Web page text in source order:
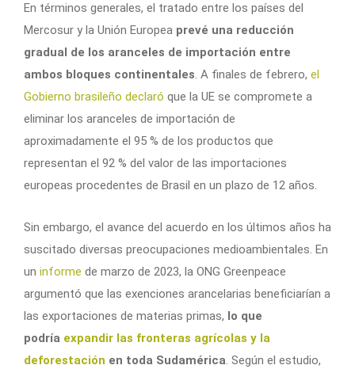
En términos generales, el tratado entre los países del
Mercosur y la Unión Europea prevé una reducción
gradual de los aranceles de importación entre
ambos bloques continentales. A finales de febrero, el
Gobierno brasileño declaró que la UE se compromete a
eliminar los aranceles de importación de
aproximadamente el 95 % de los productos que
representan el 92 % del valor de las importaciones
europeas procedentes de Brasil en un plazo de 12 años.
Sin embargo, el avance del acuerdo en los últimos años ha
suscitado diversas preocupaciones medioambientales. En
un informe de marzo de 2023, la ONG Greenpeace
argumentó que las exenciones arancelarias beneficiarían a
las exportaciones de materias primas, lo que
podría expandir las fronteras agrícolas y la
deforestación en toda Sudamérica. Según el estudio,